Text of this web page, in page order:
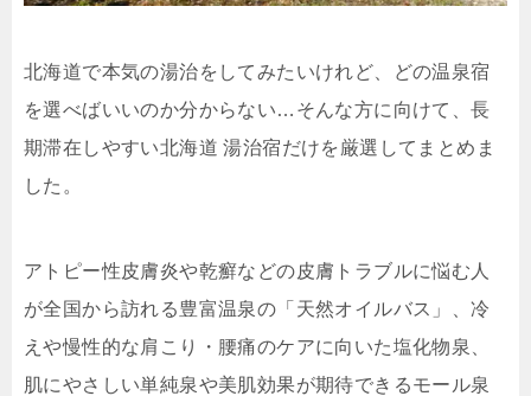
北海道で本気の湯治をしてみたいけれど、どの温泉宿
を選べばいいのか分からない…そんな方に向けて、長
期滞在しやすい北海道 湯治宿だけを厳選してまとめま
した。
アトピー性皮膚炎や乾癬などの皮膚トラブルに悩む人
が全国から訪れる豊富温泉の「天然オイルバス」、冷
えや慢性的な肩こり・腰痛のケアに向いた塩化物泉、
肌にやさしい単純泉や美肌効果が期待できるモール泉